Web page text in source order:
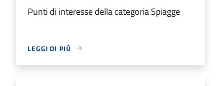
Punti di interesse della categoria Spiagge
LEGGI DI PIÙ